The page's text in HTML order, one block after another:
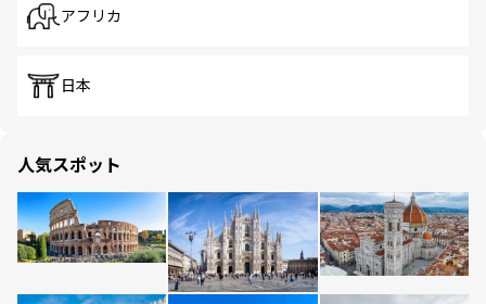
アフリカ
日本
人気スポット